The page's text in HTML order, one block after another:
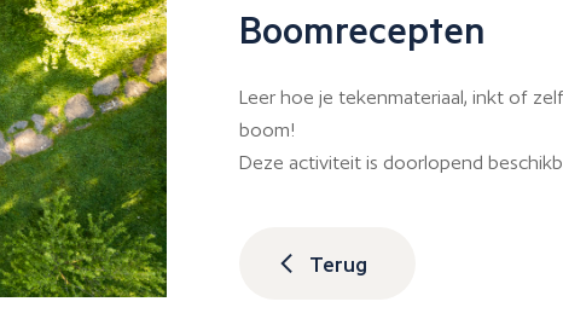
Boomrecepten
Leer hoe je tekenmateriaal, inkt of
boom!
Deze activiteit is doorlopend
Terug